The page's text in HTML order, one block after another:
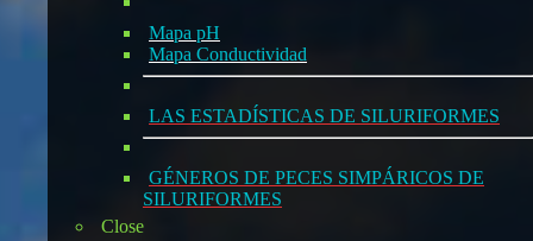
Mapa pH
Mapa Conductividad
LAS ESTADÍSTICAS DE SILURIFORMES
GÉNEROS DE PECES SIMPÁRICOS DE
SILURIFORMES
Close